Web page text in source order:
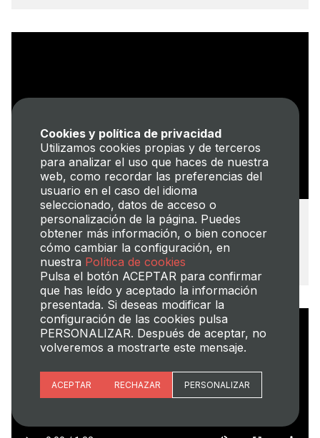
Grau en Enginyeria de Sistemes de
Telecomunicació, So i Imatge
Campus de Gandia
Cookies y política de privacidad
Utilizamos cookies propias y de terceros
para analizar el uso que haces de nuestra
web, como recordar las preferencias del
usuario en el caso del idioma
seleccionado, datos de acceso o
personalización de la página. Puedes
obtener más información, o bien conocer
cómo cambiar la configuración, en
nuestra Política de cookies
Pulsa el botón ACEPTAR para confirmar
que has leído y aceptado la información
presentada. Si deseas modificar la
configuración de las cookies pulsa
PERSONALIZAR. Después de aceptar, no
volveremos a mostrarte este mensaje.
Esenciales
ACEPTAR RECHAZAR PERSONALIZAR